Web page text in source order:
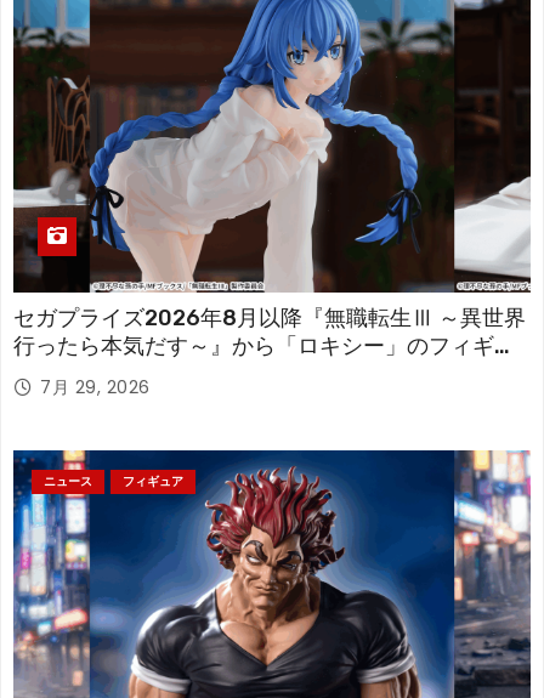
セガプライズ2026年8月以降『無職転生Ⅲ ～異世界
行ったら本気だす～』から「ロキシー」のフィギュ
アが登場！
7月 29, 2026
ニュース フィギュア